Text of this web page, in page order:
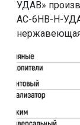
УДАВ»
АС-6НВ-Н-
нержавеющая